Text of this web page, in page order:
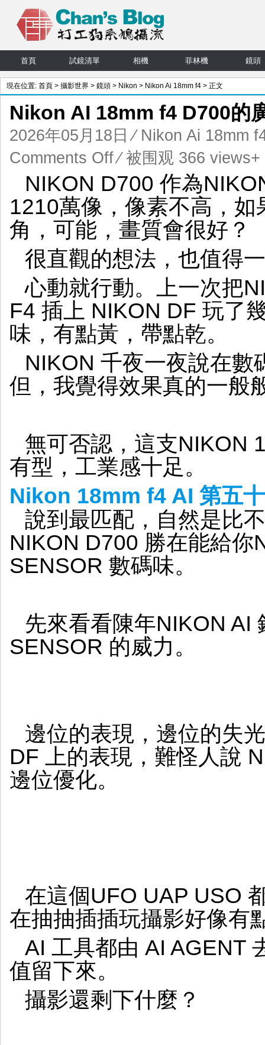
首頁 試鏡清單 相機 菲林機 鏡頭
現在位置: 首頁 > 攝影世界 > 鏡頭 > Nikon > Nikon Ai 18mm f4 > 正文
Nikon AI 18mm f4 D700的
2026年05月18日 ⁄ Nikon Ai 18mm
Comments Offon
Nikon
AI
18mm
D700
的
角
解
放
⁄ 被围观 366 views+
NIKON D700 作為
1210萬像，像素不高，
角，可能，畫質會很好？
很直觀的想法，也值得
心動就行動。上一次把
F4 插上 NIKON DF 玩了
味，有點黃，帶點乾。
NIKON 千夜一夜說在數
但，我覺得效果真的一般
無可否認，這支NIKON
有型，工業感十足。
Nikon 18mm f4 AI 第五
說到最匹配，自然是比
NIKON D700 勝在能給你
SENSOR 數碼味。
先來看看陳年NIKON AI
SENSOR 的威力。
邊位的表現，邊位的失
DF 上的表現，難怪人說
邊位優化。
在這個UFO UAP USO
在抽抽插插玩攝影好像有
AI 工具都由 AI AGENT
值留下來。
攝影還剩下什麼？